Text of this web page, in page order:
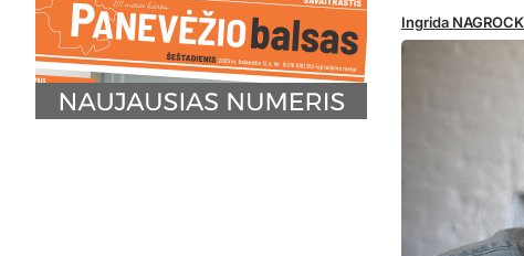
Ingrida